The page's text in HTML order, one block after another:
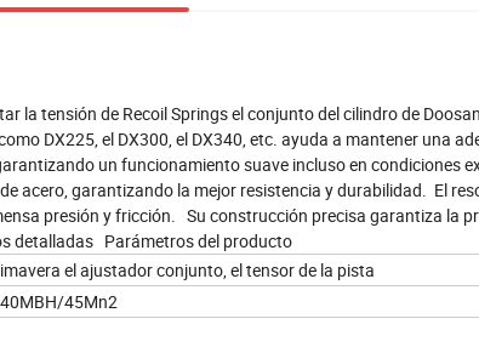
la tensión de Recoil Springs el conjunto del cilindro de
DX225, el DX300, el DX340, etc. ayuda a mantener una
un funcionamiento suave incluso en condiciones
acero, garantizando la mejor resistencia y durabilidad. El
presión y fricción. Su construcción precisa garantiza la
detalladas Parámetros del producto
el ajustador conjunto, el tensor de la pista
45Mn2